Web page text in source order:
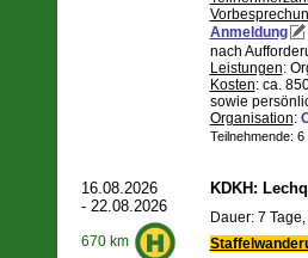
Anmeldung
nach
Leistungen:
Kosten: ca.
sowie
Organisation:
Teilnehmende:
16.08.2026
- 22.08.2026
670 km
KDKH:
Dauer: 7